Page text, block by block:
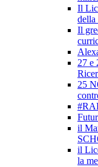
Il
della
Il
27 e
25
il
il
la